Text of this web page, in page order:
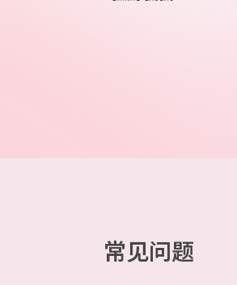
常见问题